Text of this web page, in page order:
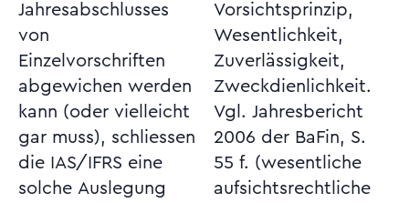
Jahresabschlusses
von
Einzelvorschriften
abgewichen werden
kann (oder vielleicht
gar muss), schliessen
die IAS/IFRS eine
solche Auslegung
Vorsichtsprinzip,
Wesentlichkeit,
Zuverlässigkeit,
Zweckdienlichkeit.
Vgl. Jahresbericht
2006 der BaFin, S.
55 f. (wesentliche
aufsichtsrechtliche